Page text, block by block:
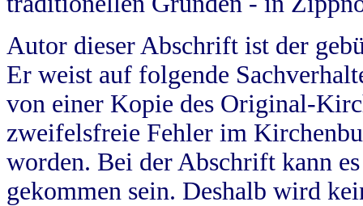
Autor dieser Abschrift ist der
Er weist auf folgende
von einer Kopie des Original-
zweifelsfreie Fehler im
worden. Bei der Abschrift kann
gekommen sein. Deshalb wird